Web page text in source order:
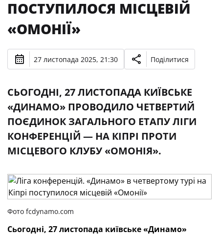
ПОСТУПИЛОСЯ МІСЦЕВІЙ
«ОМОНІЇ»
27 листопада 2025, 21:30 Поділитися
СЬОГОДНІ, 27 ЛИСТОПАДА КИЇВСЬКЕ
«ДИНАМО» ПРОВОДИЛО ЧЕТВЕРТИЙ
ПОЄДИНОК ЗАГАЛЬНОГО ЕТАПУ ЛІГИ
КОНФЕРЕНЦІЙ — НА КІПРІ ПРОТИ
МІСЦЕВОГО КЛУБУ «ОМОНІЯ».
Фото fcdynamo.com
Сьогодні, 27 листопада київське «Динамо»